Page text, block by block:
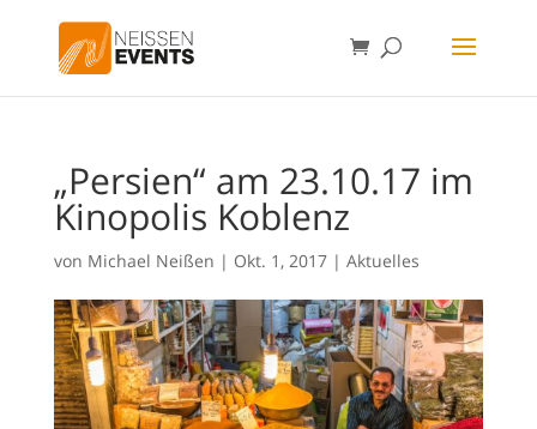
„Persien“ am 23.10.17 im
Kinopolis Koblenz
von Michael Neißen | Okt. 1, 2017| Aktuelles